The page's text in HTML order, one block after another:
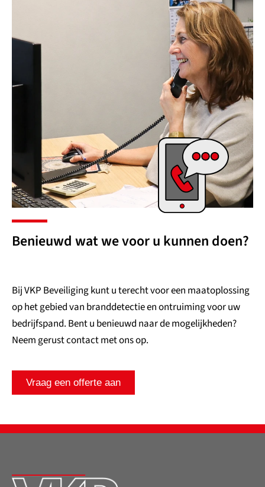
Benieuwd wat we voor u kunnen doen?
Bij VKP Beveiliging kunt u terecht voor een maatoplossing
op het gebied van branddetectie en ontruiming voor uw
bedrijfspand. Bent u benieuwd naar de mogelijkheden?
Neem gerust contact met ons op.
Vraag een offerte aan